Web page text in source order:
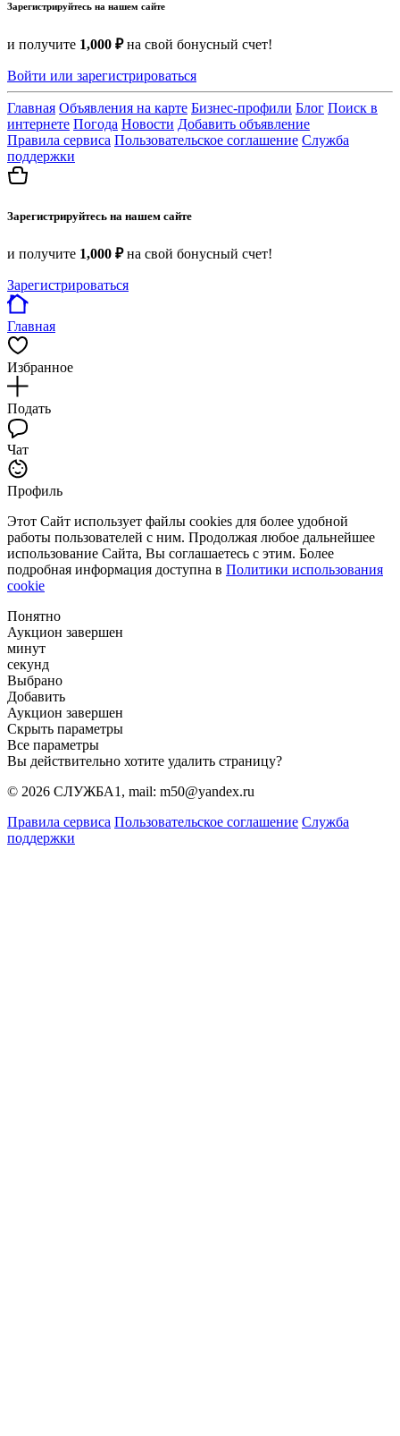
Зарегистрируйтесь на нашем сайте
и получите 1,000 ₽на свой бонусный счет!
Войти или зарегистрироваться
Главная Объявления на карте Бизнес-профили Блог Поиск в
интернете Погода Новости Добавить объявление
Правила сервиса Пользовательское соглашение Служба
поддержки
Зарегистрируйтесь на нашем сайте
и получите 1,000 ₽на свой бонусный счет!
Зарегистрироваться
Главная
Избранное
Подать
Чат
Профиль
Этот Сайт использует файлы cookies для более удобной
работы пользователей с ним. Продолжая любое дальнейшее
использование Сайта, Вы соглашаетесь с этим. Более
подробная информация доступна в Политики использования
cookie
Понятно
Аукцион завершен
минут
секунд
Выбрано
Добавить
Аукцион завершен
Скрыть параметры
Все параметры
Вы действительно хотите удалить страницу?
© 2026 СЛУЖБА1, mail: m50@yandex.ru
Правила сервиса Пользовательское соглашение Служба
поддержки